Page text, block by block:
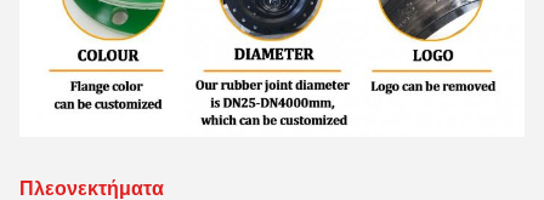
Πλεονεκτήματα